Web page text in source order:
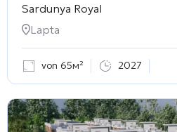
Sardunya Royal
Lapta
von 65м² 2027